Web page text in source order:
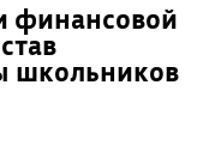
финансовой
школьников